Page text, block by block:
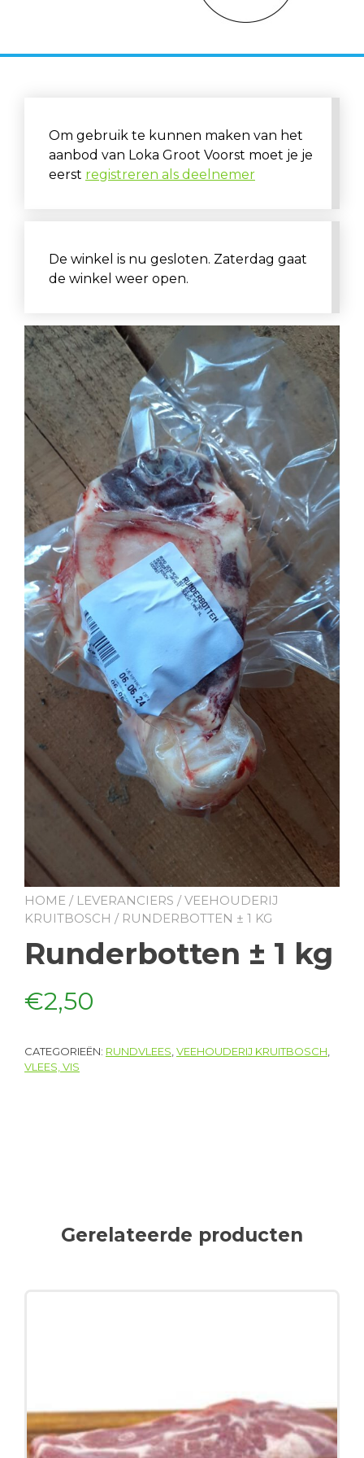
Om gebruik te kunnen maken van het
aanbod van Loka Groot Voorst moet je je
eerst registreren als deelnemer
De winkel is nu gesloten. Zaterdag gaat
de winkel weer open.
HOME / LEVERANCIERS /VEEHOUDERIJ
KRUITBOSCH / RUNDERBOTTEN ± 1 KG
Runderbotten ± 1 kg
€2,50
CATEGORIEËN: RUNDVLEES VEEHOUDERIJ KRUITBOSCH
VLEES, VIS
Gerelateerde producten